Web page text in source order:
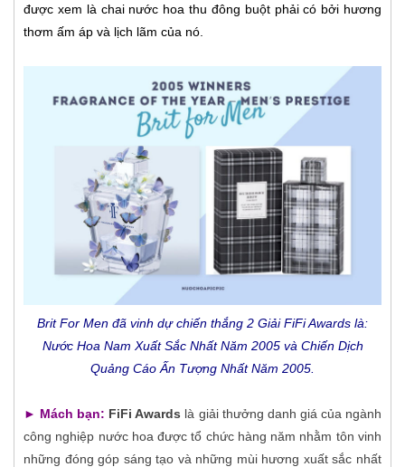
được xem là chai nước hoa thu đông buột phải có bởi hương
thơm ấm áp và lịch lãm của nó.
Brit For Men đã vinh dự chiến thắng 2 Giải FiFi Awards là:
Nước Hoa Nam Xuất Sắc Nhất Năm 2005 và Chiến Dịch
Quảng Cáo Ấn Tượng Nhất Năm 2005.
► Mách bạn: FiFi Awards là giải thưởng danh giá của ngành
công nghiệp nước hoa được tổ chức hàng năm nhằm tôn vinh
những đóng góp sáng tạo và những mùi hương xuất sắc nhất